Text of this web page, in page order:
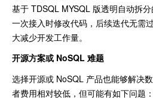
基于 TDSQL MYSQL 版透明自动拆
一次接入时修改代码，后续迭代无需
大减少开发工作量。
开源方案或 NoSQL 难题
选择开源或 NoSQL 产品也能够解决
者费用相对较低，但可能有如下问题：